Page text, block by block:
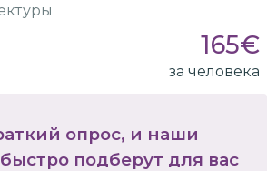
165€
за человека
опрос, и наши
подберут для вас